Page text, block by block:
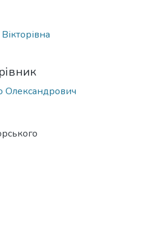
Олександрович